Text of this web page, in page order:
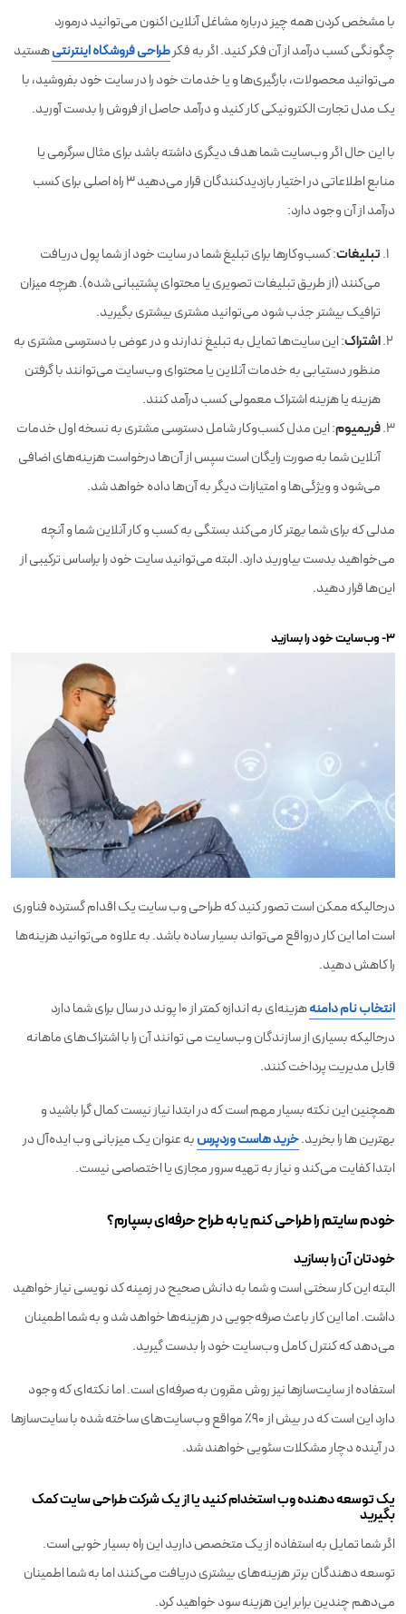
با مشخص کردن همه چیز درباره مشاغل آنلاین اکنون می‌توانید درمورد
چگونگی کسب درآمد از آن فکر کنید. اگر به فکرطراحی فروشگاه اینترنتیهستید
می‌توانید محصولات، بارگیری‌ها و یا خدمات خود را در سایت خود بفروشید، با
یک مدل تجارت الکترونیکی کار کنید و درآمد حاصل از فروش را بدست آورید.
با این حال اگر وب‌سایت شما هدف دیگری داشته باشد برای مثال سرگرمی یا
منابع اطلاعاتی در اختیار بازدیدکنندگان قرار می‌دهید ۳ راه اصلی برای کسب
درآمد از آن وجود دارد:
تبلیغات: کسب‌وکارها برای تبلیغ شما در سایت خود از شما پول دریافت
می‌کنند (از طریق تبلیغات تصویری یا محتوای پشتیبانی شده). هرچه میزان
ترافیک بیشتر جذب شود می‌توانید مشتری بیشتری بگیرید.
اشتراک: این سایت‌ها تمایل به تبلیغ ندارند و در عوض با دسترسی مشتری به
منظور دستیابی به خدمات آنلاین یا محتوای وب‌سایت می‌توانند با گرفتن
هزینه یا هزینه اشتراک معمولی کسب درآمد کنند.
فریمیوم: این مدل کسب‌وکار شامل دسترسی مشتری به نسخه اول خدمات
آنلاین شما به صورت رایگان است سپس از آن‌ها درخواست هزینه‌های اضافی
می‌شود و ویژگی‌ها و امتیازات دیگر به آن‌ها داده خواهد شد.
مدلی که برای شما بهتر کار می‌کند بستگی به کسب‌ و کار آنلاین شما و آنچه
می‌خواهید بدست بیاورید دارد. البته می‌توانید سایت خود را براساس ترکیبی از
این‌ها قرار دهید.
۳- وب‌سایت خود را بسازید
درحالیکه ممکن است تصور کنید که طراحی وب سایت یک اقدام گسترده فناوری
است اما این کار درواقع می‌تواند بسیار ساده باشد. به علاوه می‌توانید هزینه‌ها
را کاهش دهید.
انتخاب نام دامنه
هزینه‌ای به اندازه کمتر از ۱۰ پوند در سال برای شما دارد
درحالیکه بسیاری از سازندگان وب‌سایت می توانند آن را با اشتراک‌های ماهانه
قابل مدیریت پرداخت کنند.
همچنین این نکته بسیار مهم است که در ابتدا نیاز نیست کمال گرا باشید و
بهترین ها را بخرید.خرید هاست وردپرسبه عنوان یک میزبانی وب ایده‌آل در
ابتدا کفایت می‌کند و نیاز به تهیه سرور مجازی یا اختصاصی نیست.
خودم سایتم را طراحی کنم یا به طراح حرفه‌ای بسپارم؟
خودتان آن را بسازید
البته این کار سختی است و شما به دانش صحیح در زمینه کد نویسی نیاز خواهید
داشت. اما این کار باعث صرفه‌جویی در هزینه‌ها خواهد شد و به شما اطمینان
می‌دهد که کنترل کامل وب‌سایت خود را بدست گیرید.
استفاده از سایت‌سازها نیز روش مقرون به صرفه‌ای است. اما نکته‌ای که وجود
دارد این است که در بیش از ۹۰٪ مواقع وب‌سایت‌های ساخته شده با سایت‌سازها
در آینده دچار مشکلات سئویی خواهند شد.
یک توسعه دهنده وب استخدام کنید یا از یک شرکت طراحی سایت کمک
بگیرید
اگر شما تمایل به استفاده از یک متخصص دارید این راه بسیار خوبی است.
توسعه دهندگان برتر هزینه‌های بیشتری دریافت می‌کنند اما به شما اطمینان
می‌دهم چندین برابر این هزینه سود خواهید کرد.